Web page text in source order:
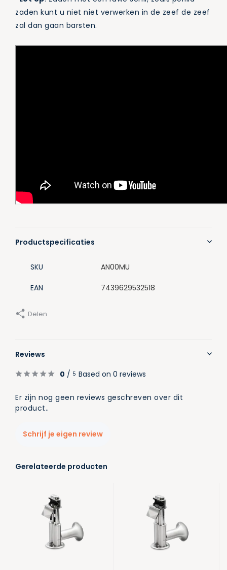
zaden kunt u niet niet verwerken in de zeef de zeef
zal dan gaan barsten.
Productspecificaties
SKU AN00MU
EAN 7439629532518
Delen
Reviews
0 / 5 Based on 0 reviews
Er zijn nog geen reviews geschreven over dit
product..
Schrijf je eigen review
Gerelateerde producten